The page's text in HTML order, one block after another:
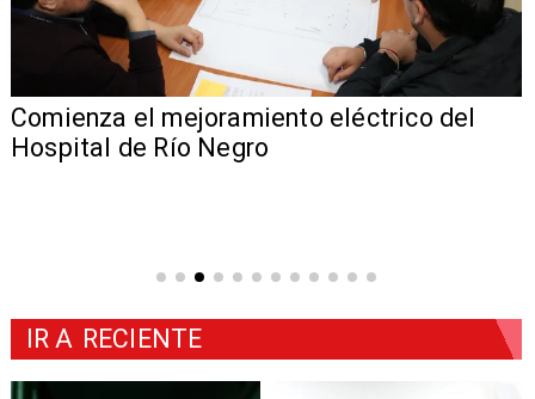
Comienza el mejoramiento eléctrico del
Hospital de Río Negro
IR A RECIENTE